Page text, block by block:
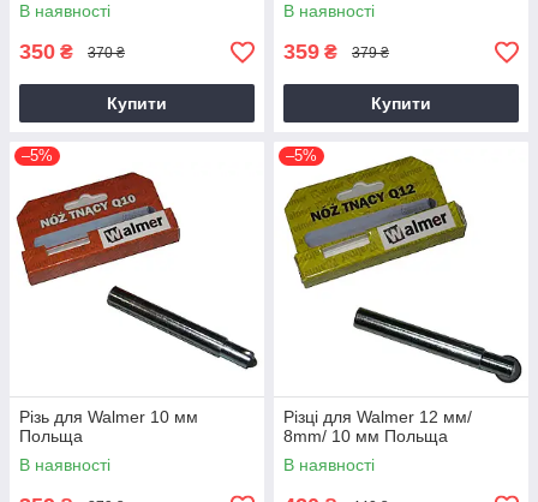
В наявності
350 ₴ 370 ₴
Купити
В наявності
359 ₴ 379 ₴
Купити
–5%
Різь для Walmer 10 мм
Польща
В наявності
–5%
Різці для Walmer 12 мм/
8mm/ 10 мм Польща
В наявності